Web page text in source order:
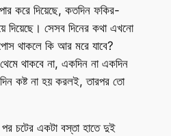
করে দিয়েছে, কতদিন ফকির-
দিয়েছে। সেসব দিনের কথা এখনো
থাকলে কি আর মরে যাবে?
থাকবে না, একদিন না একদিন
কষ্ট না হয় করলই, তারপর তো
পর চটের একটা বস্তা হাতে দুই